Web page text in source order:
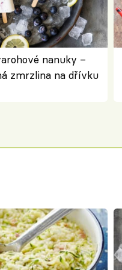
nanuky –
zmrzlina na dřívku